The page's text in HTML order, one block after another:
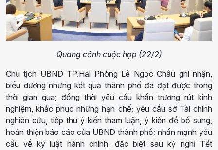
Quang cảnh cuộc họp (22/2)
Chủ tịch UBND TP.Hải Phòng Lê Ngọc Châu ghi nhận,
biểu dương những kết quả thành phố đã đạt được trong
thời gian qua; đồng thời yêu cầu khẩn trương rút kinh
nghiệm, khắc phục những hạn chế; yêu cầu sở Tài chính
nghiên cứu, tiếp thu ý kiến tham luận, ý kiến để bổ sung,
hoàn thiện báo cáo của UBND thành phố; nhấn mạnh yêu
cầu về kỷ luật hành chính, đặc biệt sau kỳ nghỉ Tết